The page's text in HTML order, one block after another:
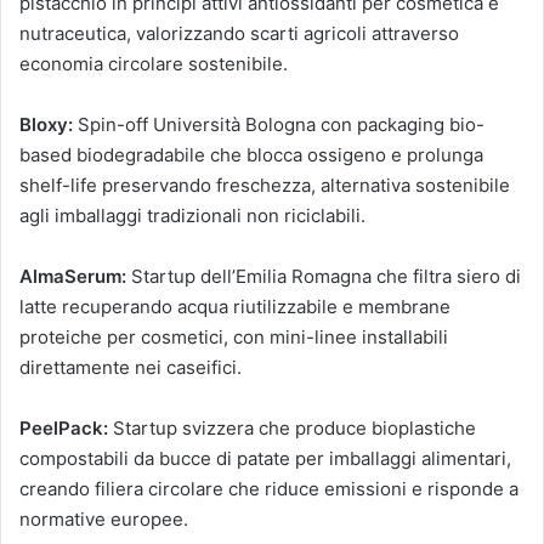
nutraceutica, valorizzando scarti agricoli attraverso
economia circolare sostenibile.
Bloxy: Spin-off Università Bologna con packaging bio-
based biodegradabile che blocca ossigeno e prolunga
shelf-life preservando freschezza, alternativa sostenibile
agli imballaggi tradizionali non riciclabili.
AlmaSerum: Startup dell’Emilia Romagna che filtra siero di
latte recuperando acqua riutilizzabile e membrane
proteiche per cosmetici, con mini-linee installabili
direttamente nei caseifici.
PeelPack: Startup svizzera che produce bioplastiche
compostabili da bucce di patate per imballaggi alimentari,
creando filiera circolare che riduce emissioni e risponde a
normative europee.